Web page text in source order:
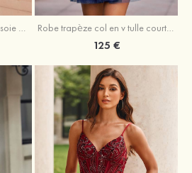
Fourreau épaule dénudée soie comme du satin courte/mini robe de fête de la rentrée Robe trapèze col en v tulle courte/mini robe de fête de la rentrée avec poches paillettes
125 €